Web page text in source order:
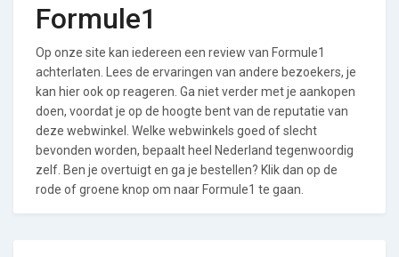
Formule1
Op onze site kan iedereen een review van Formule1
achterlaten. Lees de ervaringen van andere bezoekers, je
kan hier ook op reageren. Ga niet verder met je aankopen
doen, voordat je op de hoogte bent van de reputatie van
deze webwinkel. Welke webwinkels goed of slecht
bevonden worden, bepaalt heel Nederland tegenwoordig
zelf. Ben je overtuigt en ga je bestellen? Klik dan op de
rode of groene knop om naar Formule1 te gaan.